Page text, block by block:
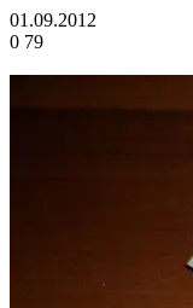
01.09.2012
0 79